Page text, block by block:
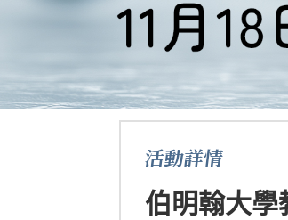
活動詳情
伯明翰大學